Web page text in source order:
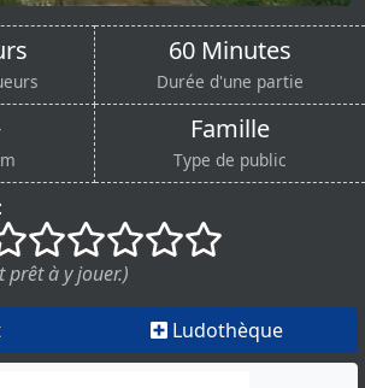
60 Minutes
Durée d'une partie
Famille
Type de public
() () () () ()
()
prêt à y jouer.)
Ludothèque